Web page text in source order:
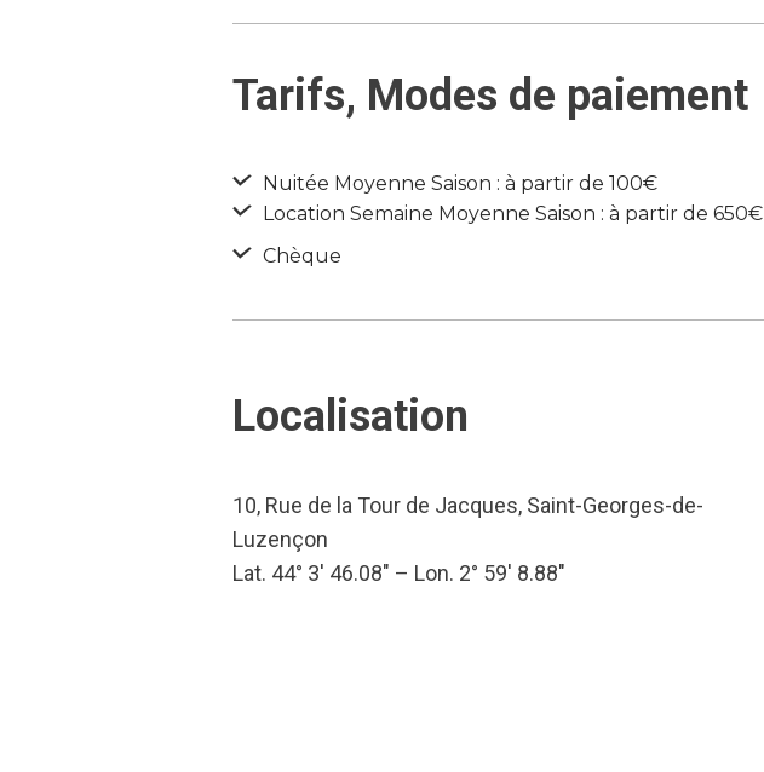
Tarifs, Modes de paiement
Nuitée Moyenne Saison : à partir de 100€
Location Semaine Moyenne Saison : à partir de 650€
Chèque
Localisation
10, Rue de la Tour de Jacques, Saint-Georges-de-
Luzençon
Lat. 44° 3′ 46.08″ – Lon. 2° 59′ 8.88″